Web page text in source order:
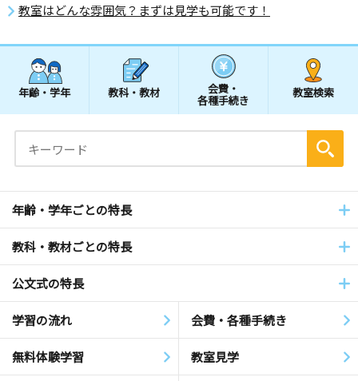
教室はどんな雰囲気？まずは見学も可能です！
年齢・学年 教科・教材 会費・
各種手続き
教室検索
年齢・学年ごとの特長
教科・教材ごとの特長
公文式の特長
学習の流れ 会費・各種手続き
無料体験学習 教室見学